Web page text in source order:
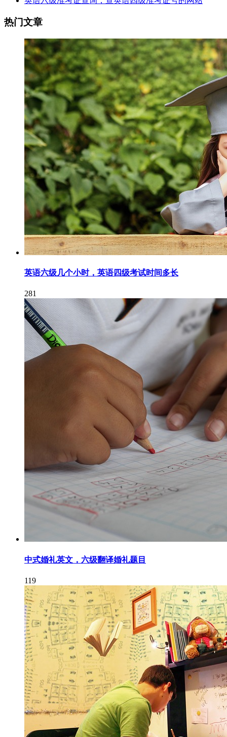
热门文章
英语六级几个小时，英语四级考试时间多长
281
中式婚礼英文，六级翻译婚礼题目
119